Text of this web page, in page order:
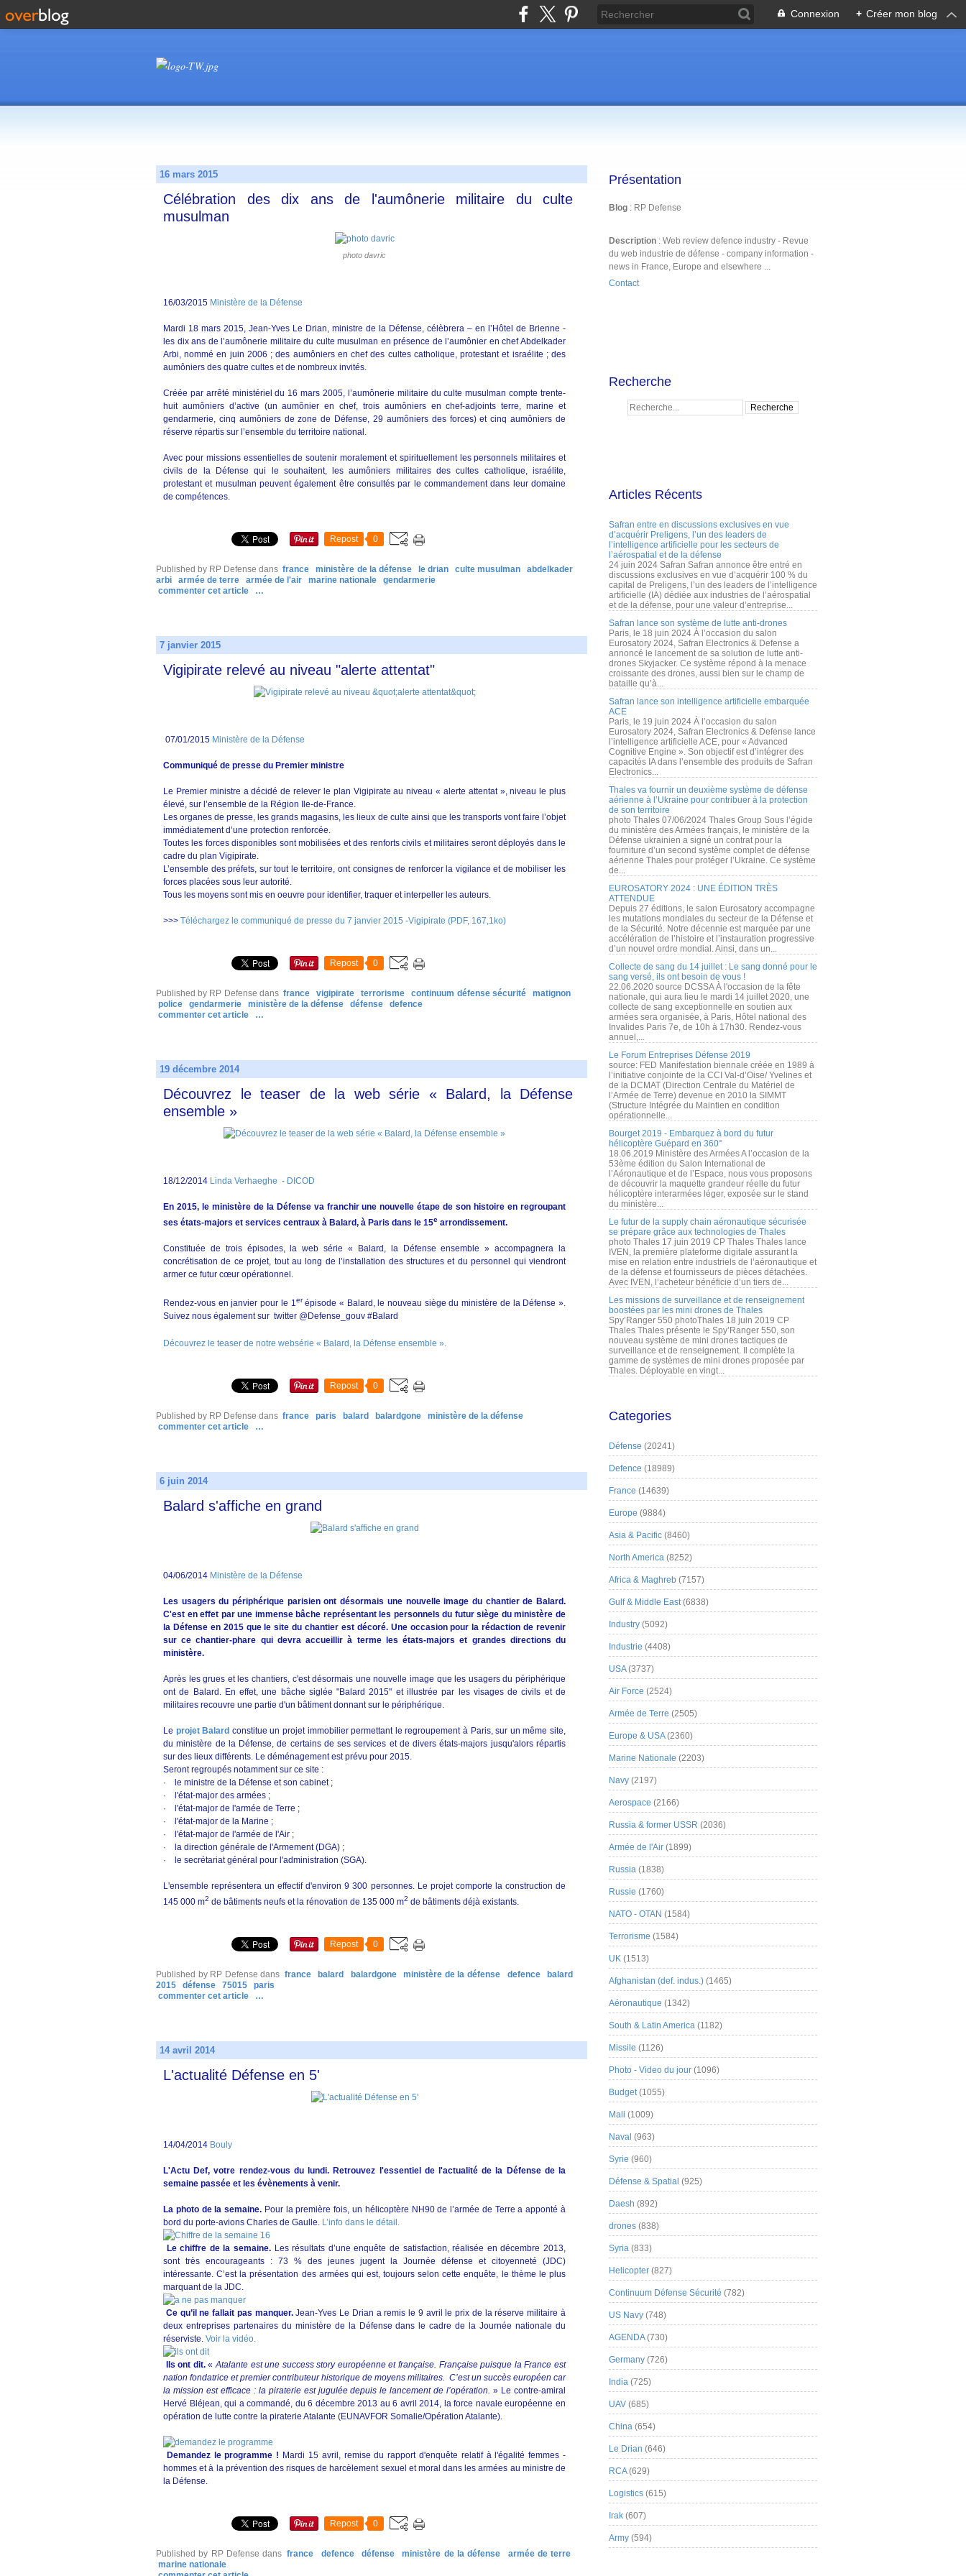
Connexion + Créer mon blog
16 mars 2015
Célébration des dix ans de l'aumônerie militaire du culte
musulman
photo davric
16/03/2015 Ministère de la Défense
Mardi 18 mars 2015, Jean-Yves Le Drian, ministre de la Défense, célèbrera – en l’Hôtel de Brienne -
les dix ans de l’aumônerie militaire du culte musulman en présence de l’aumônier en chef Abdelkader
Arbi, nommé en juin 2006 ; des aumôniers en chef des cultes catholique, protestant et israélite ; des
aumôniers des quatre cultes et de nombreux invités.
Créée par arrêté ministériel du 16 mars 2005, l’aumônerie militaire du culte musulman compte trente-
huit aumôniers d’active (un aumônier en chef, trois aumôniers en chef-adjoints terre, marine et
gendarmerie, cinq aumôniers de zone de Défense, 29 aumôniers des forces) et cinq aumôniers de
réserve répartis sur l’ensemble du territoire national.
Avec pour missions essentielles de soutenir moralement et spirituellement les personnels militaires et
civils de la Défense qui le souhaitent, les aumôniers militaires des cultes catholique, israélite,
protestant et musulman peuvent également être consultés par le commandement dans leur domaine
de compétences.
Repost 0
Published by RP Defense dans france ministère de la défense le drian culte musulman
abdelkader
arbi
armée de terre armée de l'air marine nationale
gendarmerie
commenter cet article
…
7 janvier 2015
Vigipirate relevé au niveau "alerte attentat"
07/01/2015 Ministère de la Défense
Communiqué de presse du Premier ministre
Le Premier ministre a décidé de relever le plan Vigipirate au niveau « alerte attentat », niveau le plus
élevé, sur l’ensemble de la Région Ile-de-France.
Les organes de presse, les grands magasins, les lieux de culte ainsi que les transports vont faire l’objet
immédiatement d’une protection renforcée.
Toutes les forces disponibles sont mobilisées et des renforts civils et militaires seront déployés dans le
cadre du plan Vigipirate.
L’ensemble des préfets, sur tout le territoire, ont consignes de renforcer la vigilance et de mobiliser les
forces placées sous leur autorité.
Tous les moyens sont mis en oeuvre pour identifier, traquer et interpeller les auteurs.
>>> Téléchargez le communiqué de presse du 7 janvier 2015 -Vigipirate (PDF, 167,1ko)
Repost 0
Published by RP Defense dans france vigipirate terrorisme continuum défense sécurité
matignon
police
gendarmerie ministère de la défense défense
defence
commenter cet article
…
19 décembre 2014
Découvrez le teaser de la web série « Balard, la Défense
ensemble »
18/12/2014 Linda Verhaeghe - DICOD
En 2015, le ministère de la Défense va franchir une nouvelle étape de son histoire en regroupant
ses états-majors et services centraux à Balard, à Paris dans le 15e arrondissement.
Constituée de trois épisodes, la web série « Balard, la Défense ensemble » accompagnera la
concrétisation de ce projet, tout au long de l’installation des structures et du personnel qui viendront
armer ce futur cœur opérationnel.
Rendez-vous en janvier pour le 1er épisode « Balard, le nouveau siège du ministère de la Défense ».
Suivez nous également sur twitter @Defense_gouv #Balard
Découvrez le teaser de notre websérie « Balard, la Défense ensemble ».
Repost 0
Published by RP Defense dans france paris balard balardgone
ministère de la défense
commenter cet article
…
6 juin 2014
Balard s'affiche en grand
04/06/2014 Ministère de la Défense
Les usagers du périphérique parisien ont désormais une nouvelle image du chantier de Balard.
C'est en effet par une immense bâche représentant les personnels du futur siège du ministère de
la Défense en 2015 que le site du chantier est décoré. Une occasion pour la rédaction de revenir
sur ce chantier-phare qui devra accueillir à terme les états-majors et grandes directions du
ministère.
Après les grues et les chantiers, c'est désormais une nouvelle image que les usagers du périphérique
ont de Balard. En effet, une bâche siglée "Balard 2015" et illustrée par les visages de civils et de
militaires recouvre une partie d'un bâtiment donnant sur le périphérique.
Le projet Balard constitue un projet immobilier permettant le regroupement à Paris, sur un même site,
du ministère de la Défense, de certains de ses services et de divers états-majors jusqu'alors répartis
sur des lieux différents. Le déménagement est prévu pour 2015.
Seront regroupés notamment sur ce site :
· le ministre de la Défense et son cabinet ;
· l'état-major des armées ;
· l'état-major de l'armée de Terre ;
· l'état-major de la Marine ;
· l'état-major de l'armée de l'Air ;
· la direction générale de l'Armement (DGA) ;
· le secrétariat général pour l'administration (SGA).
L'ensemble représentera un effectif d'environ 9 300 personnes. Le projet comporte la construction de
145 000 m2 de bâtiments neufs et la rénovation de 135 000 m2 de bâtiments déjà existants.
Repost 0
Published by RP Defense dans france balard balardgone ministère de la défense defence
balard
2015
défense 75015
paris
commenter cet article
…
14 avril 2014
L'actualité Défense en 5'
14/04/2014 Bouly
L'Actu Def, votre rendez-vous du lundi. Retrouvez l'essentiel de l'actualité de la Défense de la
semaine passée et les évènements à venir.
La photo de la semaine. Pour la première fois, un hélicoptère NH90 de l’armée de Terre a apponté à
bord du porte-avions Charles de Gaulle. L’info dans le détail.
Le chiffre de la semaine. Les résultats d’une enquête de satisfaction, réalisée en décembre 2013,
sont très encourageants : 73 % des jeunes jugent la Journée défense et citoyenneté (JDC)
intéressante. C’est la présentation des armées qui est, toujours selon cette enquête, le thème le plus
marquant de la JDC.
Ce qu’il ne fallait pas manquer.Jean-Yves Le Drian a remis le 9 avril le prix de la réserve militaire à
deux entreprises partenaires du ministère de la Défense dans le cadre de la Journée nationale du
réserviste. Voir la vidéo.
Ils ont dit.«Atalante est une success story européenne et française. Française puisque la France est
nation fondatrice et premier contributeur historique de moyens militaires. C’est un succès européen car
la mission est efficace : la piraterie est jugulée depuis le lancement de l’opération. » Le contre-amiral
Hervé Bléjean, qui a commandé, du 6 décembre 2013 au 6 avril 2014, la force navale européenne en
opération de lutte contre la piraterie Atalante (EUNAVFOR Somalie/Opération Atalante).
Demandez le programme ! Mardi 15 avril, remise du rapport d'enquête relatif à l'égalité femmes -
hommes et à la prévention des risques de harcèlement sexuel et moral dans les armées au ministre de
la Défense.
Repost 0
Published by RP Defense dans france defence défense ministère de la défense
armée de terre
marine nationale
Présentation
Blog : RP Defense
Description : Web review defence industry - Revue
du web industrie de défense - company information -
news in France, Europe and elsewhere ...
Contact
Recherche
Articles Récents
Safran entre en discussions exclusives en vue
d’acquérir Preligens, l’un des leaders de
l’intelligence artificielle pour les secteurs de
l’aérospatial et de la défense
24 juin 2024 Safran Safran annonce être entré en
discussions exclusives en vue d’acquérir 100 % du
capital de Preligens, l’un des leaders de l’intelligence
artificielle (IA) dédiée aux industries de l’aérospatial
et de la défense, pour une valeur d’entreprise...
Safran lance son système de lutte anti-drones
Paris, le 18 juin 2024 À l’occasion du salon
Eurosatory 2024, Safran Electronics & Defense a
annoncé le lancement de sa solution de lutte anti-
drones Skyjacker. Ce système répond à la menace
croissante des drones, aussi bien sur le champ de
bataille qu’à...
Safran lance son intelligence artificielle embarquée
ACE
Paris, le 19 juin 2024 À l’occasion du salon
Eurosatory 2024, Safran Electronics & Defense lance
l’intelligence artificielle ACE, pour « Advanced
Cognitive Engine ». Son objectif est d’intégrer des
capacités IA dans l’ensemble des produits de Safran
Electronics...
Thales va fournir un deuxième système de défense
aérienne à l’Ukraine pour contribuer à la protection
de son territoire
photo Thales 07/06/2024 Thales Group Sous l’égide
du ministère des Armées français, le ministère de la
Défense ukrainien a signé un contrat pour la
fourniture d’un second système complet de défense
aérienne Thales pour protéger l’Ukraine. Ce système
de...
EUROSATORY 2024 : UNE ÉDITION TRÈS
ATTENDUE
Depuis 27 éditions, le salon Eurosatory accompagne
les mutations mondiales du secteur de la Défense et
de la Sécurité. Notre décennie est marquée par une
accélération de l’histoire et l’instauration progressive
d’un nouvel ordre mondial. Ainsi, dans un...
Collecte de sang du 14 juillet : Le sang donné pour le
sang versé, ils ont besoin de vous !
22.06.2020 source DCSSA À l'occasion de la fête
nationale, qui aura lieu le mardi 14 juillet 2020, une
collecte de sang exceptionnelle en soutien aux
armées sera organisée, à Paris, Hôtel national des
Invalides Paris 7e, de 10h à 17h30. Rendez-vous
annuel,...
Le Forum Entreprises Défense 2019
source: FED Manifestation biennale créée en 1989 à
l’initiative conjointe de la CCI Val-d’Oise/ Yvelines et
de la DCMAT (Direction Centrale du Matériel de
l’Armée de Terre) devenue en 2010 la SIMMT
(Structure Intégrée du Maintien en condition
opérationnelle...
Bourget 2019 - Embarquez à bord du futur
hélicoptère Guépard en 360°
18.06.2019 Ministère des Armées A l’occasion de la
53ème édition du Salon International de
l’Aéronautique et de l’Espace, nous vous proposons
de découvrir la maquette grandeur réelle du futur
hélicoptère interarmées léger, exposée sur le stand
du ministère...
Le futur de la supply chain aéronautique sécurisée
se prépare grâce aux technologies de Thales
photo Thales 17 juin 2019 CP Thales Thales lance
IVEN, la première plateforme digitale assurant la
mise en relation entre industriels de l’aéronautique et
de la défense et fournisseurs de pièces détachées.
Avec IVEN, l’acheteur bénéficie d’un tiers de...
Les missions de surveillance et de renseignement
boostées par les mini drones de Thales
Spy’Ranger 550 photoThales 18 juin 2019 CP
Thales Thales présente le Spy’Ranger 550, son
nouveau système de mini drones tactiques de
surveillance et de renseignement. Il complète la
gamme de systèmes de mini drones proposée par
Thales. Déployable en vingt...
Categories
Défense (20241)
Defence (18989)
France (14639)
Europe (9884)
Asia & Pacific (8460)
North America (8252)
Africa & Maghreb (7157)
Gulf & Middle East(6838)
Industry (5092)
Industrie (4408)
USA(3737)
Air Force (2524)
Armée de Terre (2505)
Europe & USA(2360)
Marine Nationale (2203)
Navy (2197)
Aerospace (2166)
Russia & former USSR (2036)
Armée de l'Air (1899)
Russia (1838)
Russie (1760)
NATO - OTAN (1584)
Terrorisme (1584)
UK (1513)
Afghanistan (def. indus.) (1465)
Aéronautique (1342)
South & Latin America (1182)
Missile (1126)
Photo - Video du jour (1096)
Budget(1055)
Mali (1009)
Naval (963)
Syrie (960)
Défense & Spatial (925)
Daesh (892)
drones (838)
Syria (833)
Helicopter (827)
Continuum Défense Sécurité (782)
US Navy (748)
AGENDA(730)
Germany (726)
India (725)
UAV (685)
China (654)
Le Drian (646)
RCA(629)
Logistics (615)
Irak (607)
Army (594)